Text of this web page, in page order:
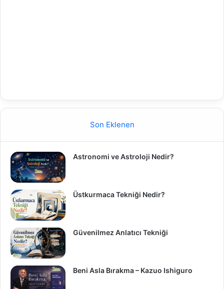
Son Eklenen
Astronomi ve Astroloji Nedir?
Üstkurmaca Tekniği Nedir?
Güvenilmez Anlatıcı Tekniği
Beni Asla Bırakma – Kazuo Ishiguro